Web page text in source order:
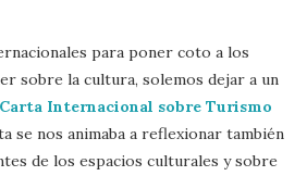
para poner coto a los
sobre la cultura, solemos dejar a un
Internacional sobre Turismo
se nos animaba a reflexionar también
de los espacios culturales y sobre